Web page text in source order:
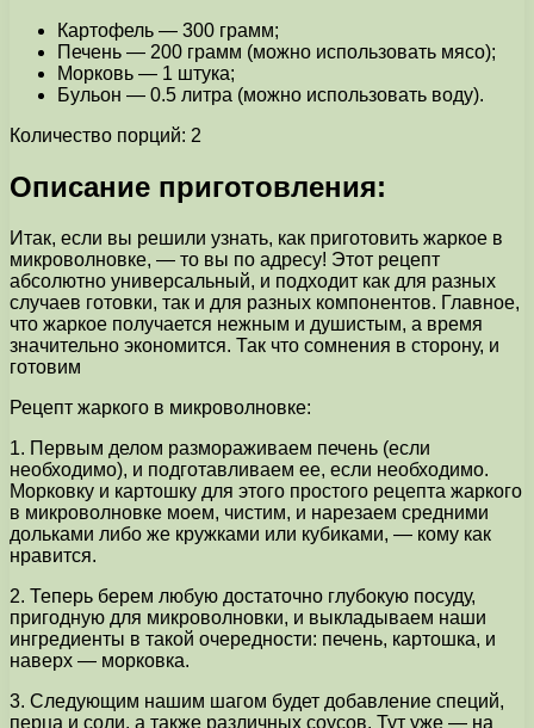
Картофель — 300 грамм;
Печень — 200 грамм (можно использовать мясо);
Морковь — 1 штука;
Бульон — 0.5 литра (можно использовать воду).
Количество порций: 2
Описание приготовления:
Итак, если вы решили узнать, как приготовить жаркое в
микроволновке, — то вы по адресу! Этот рецепт
абсолютно универсальный, и подходит как для разных
случаев готовки, так и для разных компонентов. Главное,
что жаркое получается нежным и душистым, а время
значительно экономится. Так что сомнения в сторону, и
готовим
Рецепт жаркого в микроволновке:
1. Первым делом размораживаем печень (если
необходимо), и подготавливаем ее, если необходимо.
Морковку и картошку для этого простого рецепта жаркого
в микроволновке моем, чистим, и нарезаем средними
дольками либо же кружками или кубиками, — кому как
нравится.
2. Теперь берем любую достаточно глубокую посуду,
пригодную для микроволновки, и выкладываем наши
ингредиенты в такой очередности: печень, картошка, и
наверх — морковка.
3. Следующим нашим шагом будет добавление специй,
перца и соли, а также различных соусов. Тут уже — на